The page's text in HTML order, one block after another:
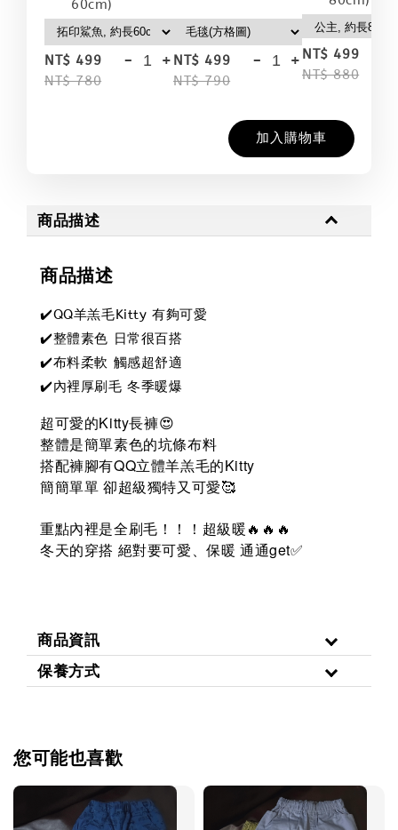
60cm)
NT$ 499
NT$ 780
- + NT$ 499
NT$ 790
- + NT$ 499
NT$ 880
加入購物車
商品描述
商品描述
✔️QQ羊羔毛Kitty 有夠可愛
✔️整體素色 日常很百搭
✔️布料柔軟 觸感超舒適
✔️內裡厚刷毛 冬季暖爆
超可愛的Kitty長褲😍
整體是簡單素色的坑條布料
搭配褲腳有QQ立體羊羔毛的Kitty
簡簡單單 卻超級獨特又可愛🥰
重點內裡是全刷毛！！！超級暖🔥🔥🔥
冬天的穿搭 絕對要可愛、保暖 通通get✅
商品資訊
保養方式
您可能也喜歡